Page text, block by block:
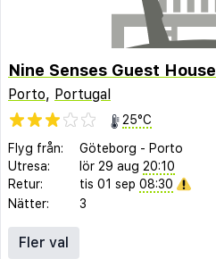
Nine Senses Guest House
Porto, Portugal
25°C
Flyg från:
Göteborg - Porto
Utresa:
lör 29 aug 20:10
Retur:
tis 01 sep 08:30
Nätter:
3
Fler val